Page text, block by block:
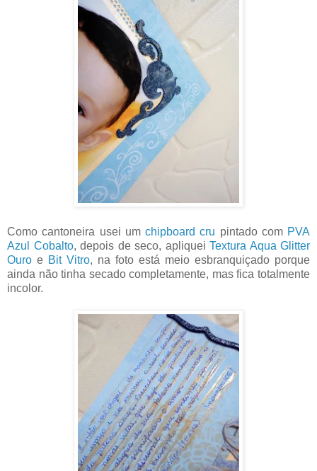
Como cantoneira usei um chipboard cru pintado com PVA
Azul Cobalto, depois de seco, apliquei Textura Aqua Glitter
Ouro e Bit Vitro, na foto está meio esbranquiçado porque
ainda não tinha secado completamente, mas fica totalmente
incolor.